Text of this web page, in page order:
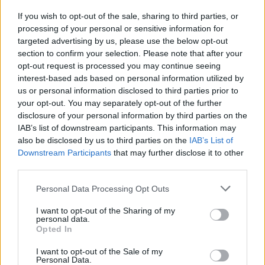
If you wish to opt-out of the sale, sharing to third parties, or
processing of your personal or sensitive information for
targeted advertising by us, please use the below opt-out
section to confirm your selection. Please note that after your
opt-out request is processed you may continue seeing
interest-based ads based on personal information utilized by
us or personal information disclosed to third parties prior to
your opt-out. You may separately opt-out of the further
disclosure of your personal information by third parties on the
IAB’s list of downstream participants. This information may
also be disclosed by us to third parties on the IAB’s List of
Downstream Participants that may further disclose it to other
Personal Data Processing Opt Outs
I want to opt-out of the Sharing of my
personal data.
Opted In
I want to opt-out of the Sale of my
Personal Data.
Χρηματιστήριο Αθηνών:
Εβδομαδιαία άνοδος 1,76%,
κέρδη 23,31% από τις αρχές
ΣΚΑΪ: Ολοκληρώθηκε η θητεία
του Γρηγόρη Δημητριάδη - Ο
Γιάννης Αλαφούζος επιστρέφει
Media: Με ενίσχυση 8 εκατ. ευρώ σε 451 επιχειρήσεις ξεκίνησε το
πρόγραμμα στήριξης- Κάλυψη εισφορών ΕΔΟΕΑΠ
μπαταριών για τα υβριδικά της
ευρωπαϊκή
αυτοκινητοβιομηχανία